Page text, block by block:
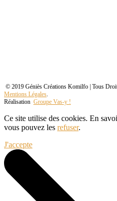
© 2019 Géniès Créations Komilfo | Tous
Mentions Légales.
Réalisation Groupe Vas-y !
Ce site utilise des cookies. En
vous pouvez les refuser.
J'accepte